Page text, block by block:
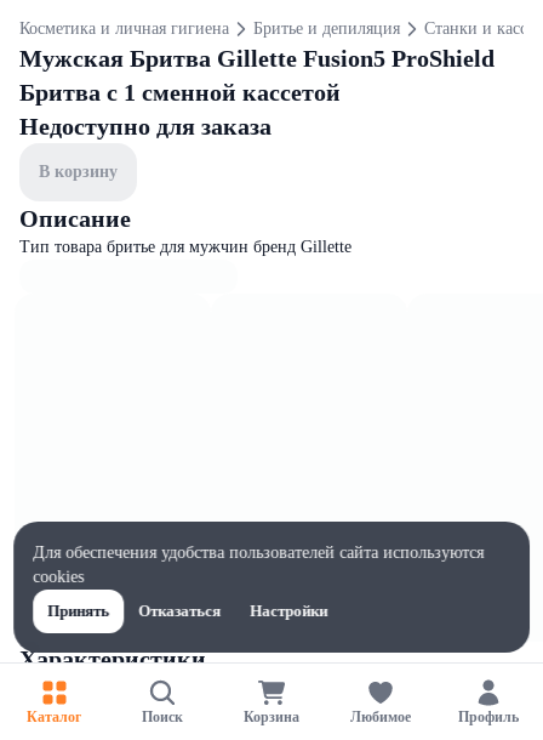
Косметика и личная гигиена Бритье и депиляция Станки и
Мужская Бритва Gillette Fusion5 ProShield
Бритва с 1 сменной кассетой
Недоступно для заказа
В корзину
Описание
Тип товара бритье для мужчин бренд Gillette
Характеристики
Ширина, мм
110
Каталог Поиск Корзина Любимое Профиль
Для обеспечения удобства пользователей сайта используются
cookies
Принять
Отказаться Настройки